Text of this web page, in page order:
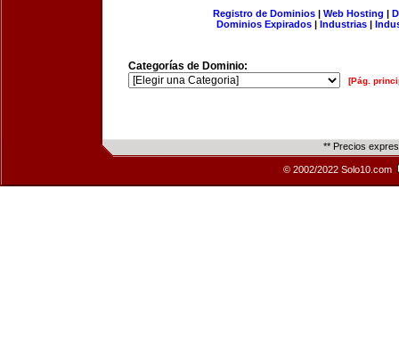
Registro de Dominios| Web Hosting |
Dominios Expirados | Industrias |
Categorías de Dominio:
[Pág.
** Precios
© 2002/2022 Solo10.com